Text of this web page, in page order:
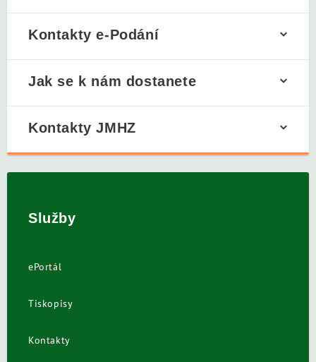
Kontakty e-Podání
Jak se k nám dostanete
Kontakty JMHZ
Služby
ePortál
Tiskopisy
Kontakty